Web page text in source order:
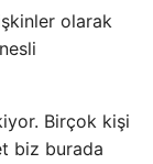
olarak
Birçok kişi
biz burada